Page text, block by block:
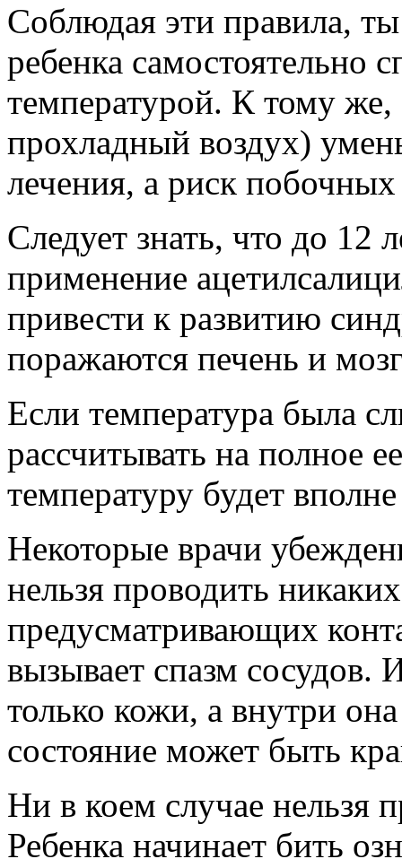
Соблюдая эти правила,
ребенка самостоятельно
температурой. К тому
прохладный воздух)
лечения, а риск побочных
Следует знать, что до 12
применение
привести к развитию
поражаются печень и
Если температура была
рассчитывать на полное
температуру будет
Некоторые врачи
нельзя проводить
предусматривающих
вызывает спазм сосудов.
только кожи, а внутри
состояние может быть
Ни в коем случае нельзя
Ребенка начинает бить